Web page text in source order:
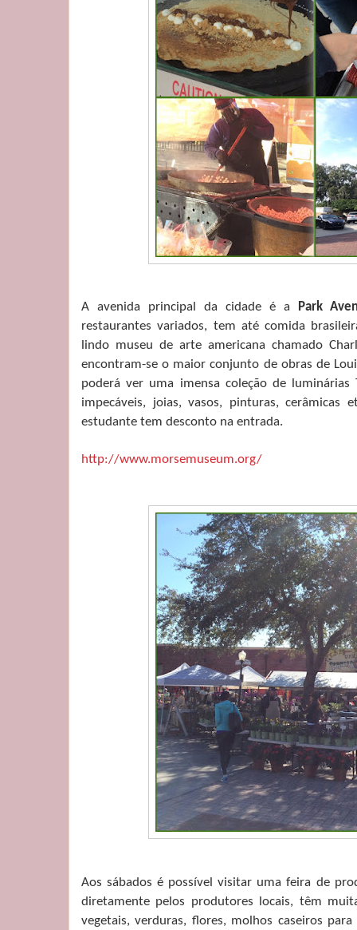
A avenida principal da cidade é a
Park
restaurantes variados, tem até comida
lindo museu de arte americana chamado
encontram-se o maior conjunto de obras de
poderá ver uma imensa coleção de luminárias
impecáveis, joias, vasos, pinturas, cerâmicas
estudante tem desconto na entrada.
http://www.morsemuseum.org/
Aos sábados é possível visitar uma feira de
diretamente pelos produtores locais, têm
vegetais, verduras, flores, molhos caseiros